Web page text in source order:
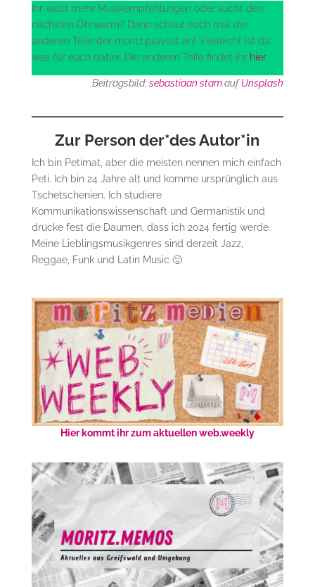
Ihr wollt mehr Musikempfehlungen oder sucht den
nächsten Ohrwurm? Dann schaut euch mal die
anderen Teile der moritz.playlist an! Vielleicht ist da
was für euch dabei. Die anderen Teile findet ihr hier.
Beitragsbild:sebastiaan stamaufUnsplash
Zur Person der*des Autor*in
Ich bin Petimat, aber die meisten nennen mich einfach
Peti. Ich bin 24 Jahre alt und komme ursprünglich aus
Tschetschenien. Ich studiere
Kommunikationswissenschaft und Germanistik und
drücke fest die Daumen, dass ich 2024 fertig werde.
Meine Lieblingsmusikgenres sind derzeit Jazz,
Reggae, Funk und Latin Music 🙂
Hier kommt ihr zum aktuellen web.weekly